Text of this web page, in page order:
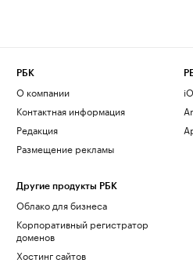
РБК
О компании
Контактная информация
Редакция
Размещение рекламы
Другие продукты РБК
Облако для бизнеса
Корпоративный регистратор
доменов
Хостинг сайтов